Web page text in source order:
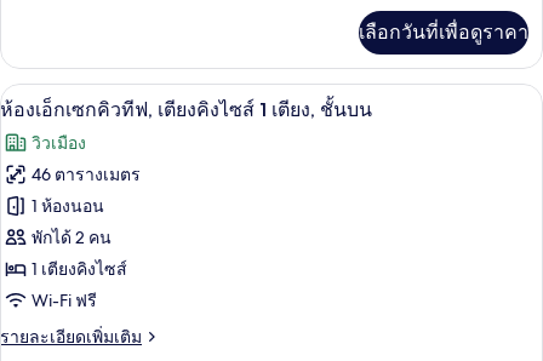
เตียง
คิง
ไซส์
1
เตียง,
ชั้น
บน
เกี่ยว
กับ
ห้อง
เซก
คิว
ทีฟ,
เตียง
คิง
ไซส์
เตียง,
บน
เลือกวันที่เพื่อดูราคา
เปิด
ภาพถ่าย
ทั้งหมด
ของ
ห้อง
เอ็ก
เซก
คิว
ตู้นิรภัยในห้องพัก, โต๊ะทำงาน, เตารีด/
4
ห้องเอ็กเซกคิวทีฟ, เตียงคิงไซส์ 1 เตียง, ชั้นบน
วิวเมือง
46 ตารางเมตร
1 ห้องนอน
พักได้ 2 คน
1 เตียงคิงไซส์
Wi-Fi ฟรี
รายละเอียดเพิ่มเติม
ราย